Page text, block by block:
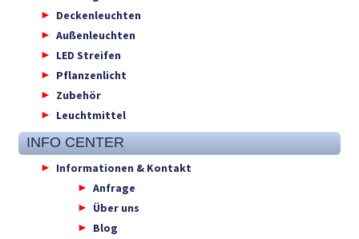
Deckenleuchten
Außenleuchten
LED Streifen
Pflanzenlicht
Zubehör
Leuchtmittel
INFO CENTER
Informationen & Kontakt
Anfrage
Über uns
Blog